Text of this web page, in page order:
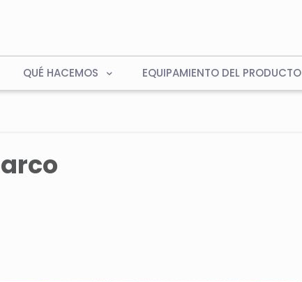
QUÉ HACEMOS EQUIPAMIENTO DEL PRODUCTO